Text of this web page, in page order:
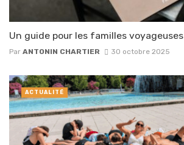
Un guide pour les familles voyageuses
Par ANTONIN CHARTIER 30 octobre 2025
ACTUALITÉ